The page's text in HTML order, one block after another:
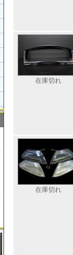
在庫切れ
在庫切れ